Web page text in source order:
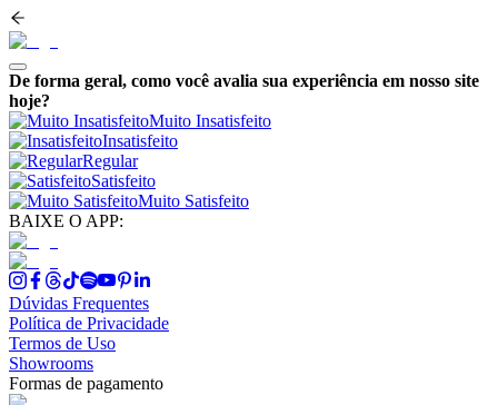
De forma geral, como você avalia sua experiência em nosso site
hoje?
Muito Insatisfeito
Insatisfeito
Regular
Satisfeito
Muito Satisfeito
BAIXE O APP:
Dúvidas Frequentes
Política de Privacidade
Termos de Uso
Showrooms
Formas de pagamento